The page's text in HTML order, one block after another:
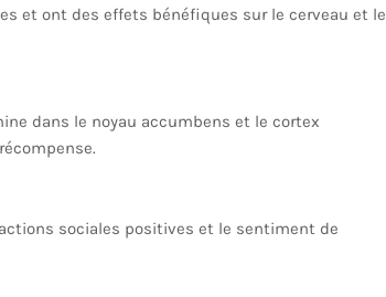
et ont des effets bénéfiques sur le cerveau et le
dans le noyau accumbens et le cortex
sociales positives et le sentiment de